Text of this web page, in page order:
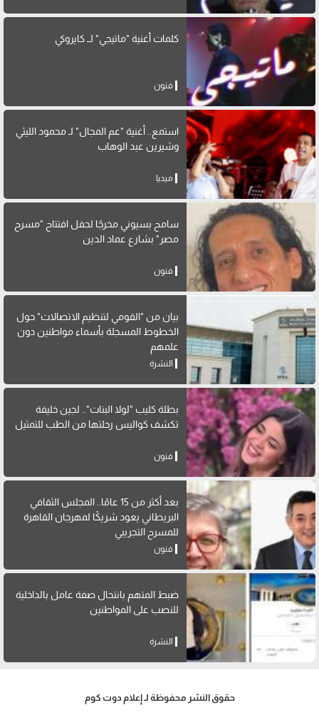
كلمات أغنية "ماتيجي" لــ كايروكي
فنون
استمع.. أغنية "عم المجال" لـ محمود الليثي
وشيرين عبد الوهاب
ميديا
سامح بسيوني مخرجًا لحفل افتتاح "مسرح
مصر" بشارع عماد الدين
فنون
بيان من "القومي لتنظيم الاتصالات" حول
الخطوط المسجلة بأسماء مواطنين دون
علمهم
النشرة
بطلة كليب "لولا البنات".. لجين خليفة
تكشف كواليس رحلتها من الطب للتمثيل
فنون
بعد أكثر من 15 عامًا.. المجلس الثقافي
البريطاني يعود شريكًا لمهرجان القاهرة
للمسرح التجريبي
فنون
ضبط المتهم بانتحال صفة عامل بالداخلية
للنصب على المواطنين
النشرة
حقوق النشر محفوظة لـ إعلام دوت كوم